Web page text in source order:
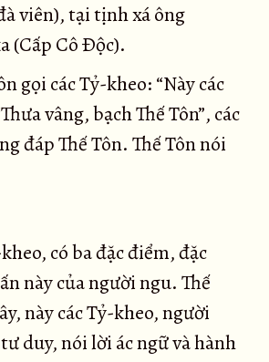
viên), tại tịnh xá ông
(Cấp Cô Ðộc).
gọi các Tỷ-kheo: “Này các
vâng, bạch Thế Tôn”, các
đáp Thế Tôn. Thế Tôn nói
có ba đặc điểm, đặc
này của người ngu. Thế
này các Tỷ-kheo, người
duy, nói lời ác ngữ và hành